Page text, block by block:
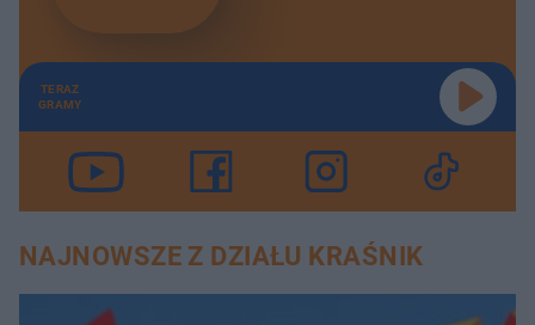
TERAZ
GRAMY
NAJNOWSZE Z DZIAŁU KRAŚNIK